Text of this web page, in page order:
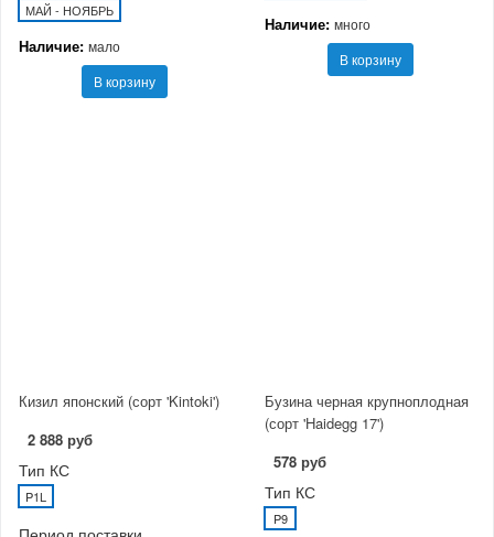
МАЙ - НОЯБРЬ
Наличие: мало
В корзину
Наличие: много
В корзину
Кизил японский (сорт 'Kintoki')
2 888 руб
Тип КС
P1L
Бузина черная крупноплодная
(сорт 'Haidegg 17')
578 руб
Тип КС
P9